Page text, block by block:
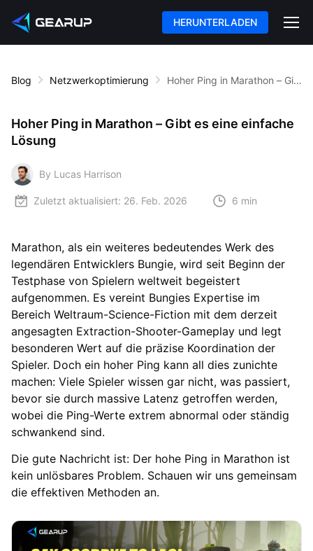
HERUNTERLADEN
Blog Netzwerkoptimierung Hoher Ping in Marathon – Gibt es eine einfache Lösung
Hoher Ping in Marathon – Gibt es eine einfache
Lösung
By Lucas Harrison
Zuletzt aktualisiert: 26. Feb. 2026 6 min
Marathon, als ein weiteres bedeutendes Werk des
legendären Entwicklers Bungie, wird seit Beginn der
Testphase von Spielern weltweit begeistert
aufgenommen. Es vereint Bungies Expertise im
Bereich Weltraum-Science-Fiction mit dem derzeit
angesagten Extraction-Shooter-Gameplay und legt
besonderen Wert auf die präzise Koordination der
Spieler. Doch ein hoher Ping kann all dies zunichte
machen: Viele Spieler wissen gar nicht, was passiert,
bevor sie durch massive Latenz getroffen werden,
wobei die Ping-Werte extrem abnormal oder ständig
schwankend sind.
Die gute Nachricht ist: Der hohe Ping in Marathon ist
kein unlösbares Problem. Schauen wir uns gemeinsam
die effektiven Methoden an.